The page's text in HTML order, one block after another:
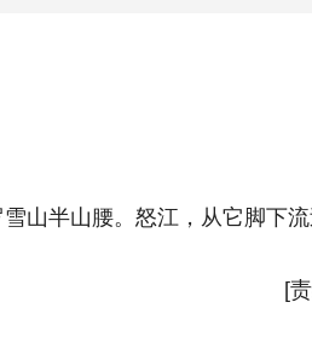
山半山腰。怒江，从它脚下
[